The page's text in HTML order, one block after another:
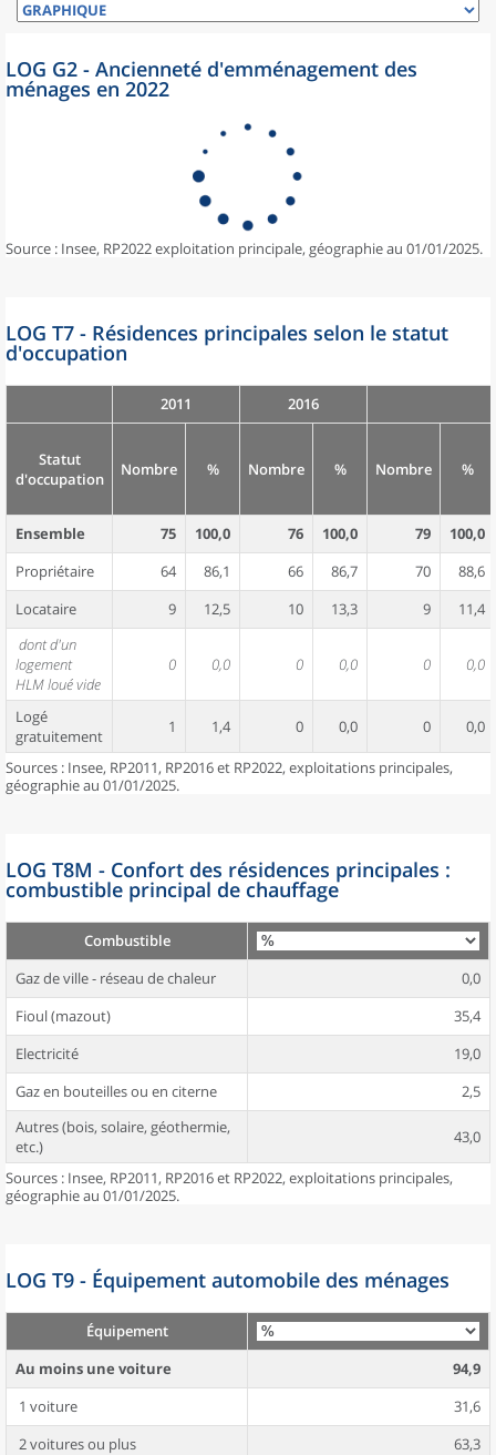
LOG G2 - Ancienneté d'emménagement des
ménages en 2022
Source : Insee, RP2022 exploitation principale, géographie au 01/01/2025.
LOG T7 - Résidences principales selon le statut
d'occupation
2011 2016
Statut
d'occupation
Nombre % Nombre % Nombre %
Ensemble 75 100,0 76 100,0 79
100,0
Propriétaire
64 86,1 66 86,7 70
88,6
Locataire
9 12,5 10 13,3 9
11,4
dont d'un
logement
HLM loué vide
0 0,0 0 0,0 0 0,0
Logé
gratuitement
1 1,4 0 0,0 0 0,0
Sources : Insee, RP2011, RP2016 et RP2022, exploitations principales,
géographie au 01/01/2025.
LOG T8M - Confort des résidences principales :
combustible principal de chauffage
Combustible
Gaz de ville - réseau de chaleur
0,0
Fioul (mazout)
35,4
Electricité
19,0
Gaz en bouteilles ou en citerne
2,5
Autres (bois, solaire, géothermie,
etc.)
43,0
Sources : Insee, RP2011, RP2016 et RP2022, exploitations principales,
géographie au 01/01/2025.
LOG T9 - Équipement automobile des ménages
Équipement
Au moins une voiture
94,9
1 voiture
31,6
2 voitures ou plus
63,3